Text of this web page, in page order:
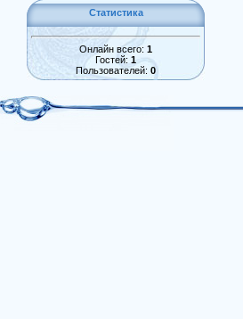
Статистика
Онлайн всего: 1
Гостей: 1
Пользователей: 0